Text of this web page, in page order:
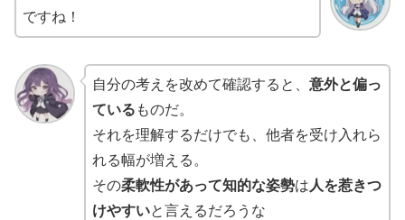
ですね！
自分の考えを改めて確認すると、 意外と偏っ
ている ものだ。
それを理解するだけでも、他者を受け入れら
れる幅が増える。
その柔軟性があって知的な姿勢は 人を惹きつ
けやすいと言えるだろうな